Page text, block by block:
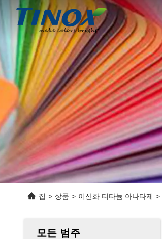
집 > 상품 > 이산화 티타늄 아나타제 >
모든 범주